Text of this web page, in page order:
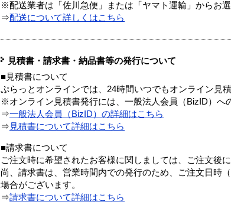
※配送業者は「佐川急便」または「ヤマト運輸」からお
⇒配送について詳しくはこちら
見積書・請求書・納品書等の発行について
■見積書について
ぷらっとオンラインでは、24時間いつでもオンライン見
※オンライン見積書発行には、一般法人会員（BizID）へ
⇒一般法人会員（BizID）の詳細はこちら
⇒ 見積書について詳細はこちら
■請求書について
ご注文時に希望されたお客様に関しましては、ご注文後
尚、請求書は、営業時間内での発行のため、ご注文日時
場合がございます。
⇒請求書について詳細はこちら